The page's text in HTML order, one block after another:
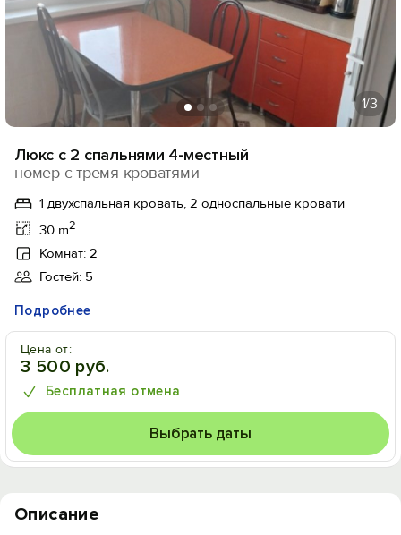
1/3
Люкс с 2 спальнями 4-местный
номер с тремя кроватями
1 двухспальная кровать, 2 односпальные кровати
30 m2
Комнат: 2
Гостей: 5
Подробнее
Цена от:
3 500 руб.
Бесплатная отмена
Выбрать даты
Описание